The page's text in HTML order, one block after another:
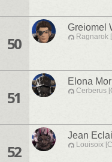
50
Greiomel
Ragnarok
51
Elona
Cerberus
52
Jean
Louisoix